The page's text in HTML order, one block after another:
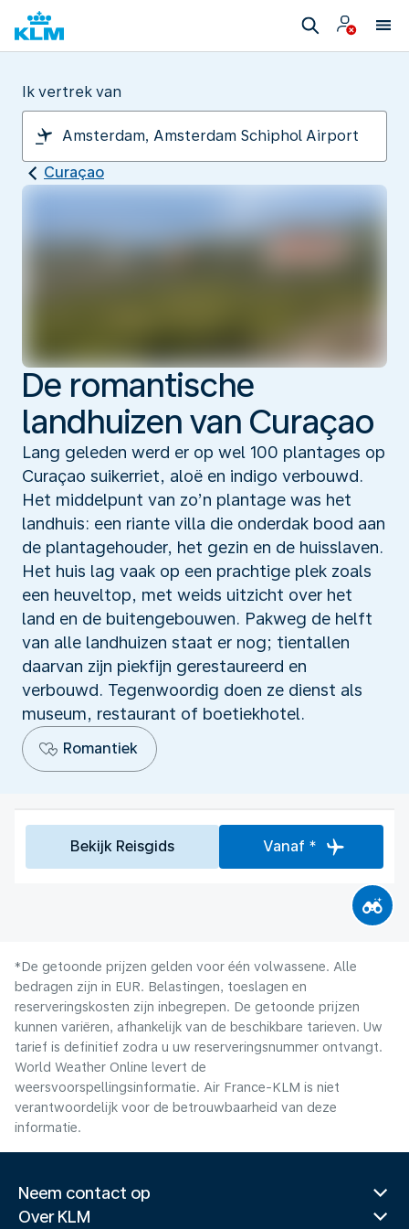
Ik vertrek van
Curaçao
De romantische
landhuizen van Curaçao
Lang geleden werd er op wel 100 plantages op
Curaçao suikerriet, aloë en indigo verbouwd.
Het middelpunt van zo’n plantage was het
landhuis: een riante villa die onderdak bood aan
de plantagehouder, het gezin en de huisslaven.
Het huis lag vaak op een prachtige plek zoals
een heuveltop, met weids uitzicht over het
land en de buitengebouwen. Pakweg de helft
van alle landhuizen staat er nog; tientallen
daarvan zijn piekfijn gerestaureerd en
verbouwd. Tegenwoordig doen ze dienst als
museum, restaurant of boetiekhotel.
Romantiek
Bekijk Reisgids Vanaf *
*De getoonde prijzen gelden voor één volwassene. Alle
bedragen zijn in EUR. Belastingen, toeslagen en
reserveringskosten zijn inbegrepen. De getoonde prijzen
kunnen variëren, afhankelijk van de beschikbare tarieven. Uw
tarief is definitief zodra u uw reserveringsnummer ontvangt.
World Weather Online levert de
weersvoorspellingsinformatie. Air France-KLM is niet
verantwoordelijk voor de betrouwbaarheid van deze
informatie.
Neem contact op
Over KLM